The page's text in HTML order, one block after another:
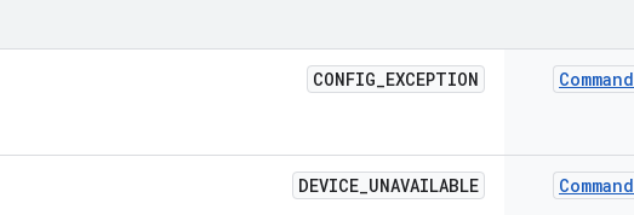
Command
CONFIG_EXCEPTION
Command
DEVICE_UNAVAILABLE